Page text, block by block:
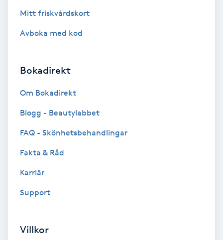
Hudvård
Hyperhidros
Mitt friskvårdskort
Avboka med kod
Bokadirekt
Om Bokadirekt
Blogg - Beautylabbet
FAQ - Skönhetsbehandlingar
Fakta & Råd
Karriär
Support
Villkor